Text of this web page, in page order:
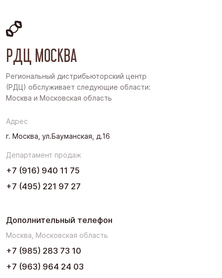
Восточная Сибирь
Дальний Восток
Поволжье
Урал
РДЦ МОСКВА
Региональный дистрибьюторский центр
(РДЦ) обслуживает следующие области:
Москва и Московская область
Адрес
г. Москва, ул.Бауманская, д.16
Департамент продаж
+7 (916) 940 11 75
+7 (495) 221 97 27
Дополнительный телефон
Москва, Московская область
+7 (985) 283 73 10
+7 (963) 964 24 03